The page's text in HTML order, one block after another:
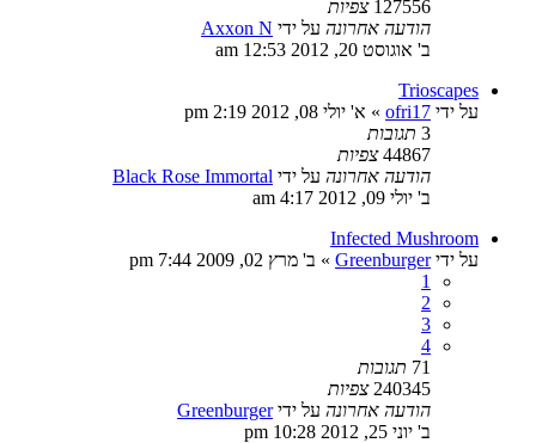
127556 צפיות
הודעה אחרונה על ידי Axxon N
ב' אוגוסט 20, 2012 12:53 am
Trioscapes
על ידי ofri17
» א' יולי 08, 2012 2:19 pm
3 תגובות
44867 צפיות
הודעה אחרונה על ידי Black Rose Immortal
ב' יולי 09, 2012 4:17 am
Infected Mushroom
על ידיGreenburger
» ב' מרץ 02, 2009 7:44 pm
1
2
3
4
71 תגובות
240345 צפיות
הודעה אחרונה על ידיGreenburger
ב' יוני 25, 2012 10:28 pm